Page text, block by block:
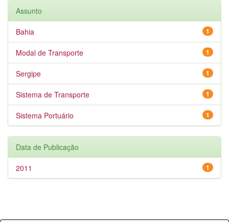
Assunto
1
Bahia
1
Modal de Transporte
1
Sergipe
1
Sistema de Transporte
1
Sistema Portuário
Data de Publicação
1
2011